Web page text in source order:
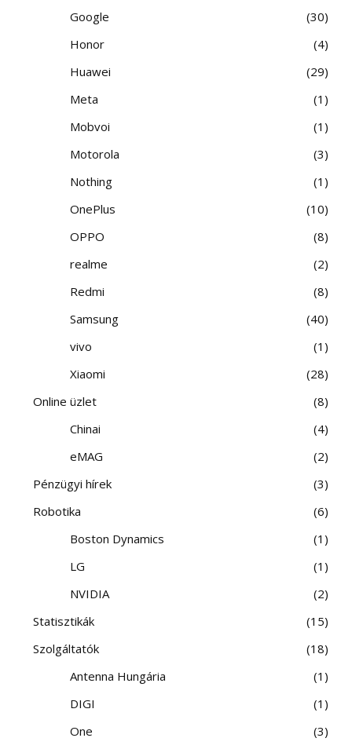
Google
30
Honor
4
Huawei
29
Meta
1
Mobvoi
1
Motorola
3
Nothing
1
OnePlus
10
OPPO
8
realme
2
Redmi
8
Samsung
40
vivo
1
Xiaomi
28
Online üzlet
8
Chinai
4
eMAG
2
Pénzügyi hírek
3
Robotika
6
Boston Dynamics
1
LG
1
NVIDIA
2
Statisztikák
15
Szolgáltatók
18
Antenna Hungária
1
DIGI
1
One
3